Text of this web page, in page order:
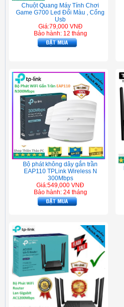
Chuột Quang Máy Tính Chơi
Game G700 Led Đổi Màu , Cổng
Usb
Giá:79,000 VNĐ
Bảo hành: 12 tháng
Bộ phát không dây gắn trần
EAP110 TPLink Wireless N
300Mbps
Giá:549,000 VNĐ
Bảo hành: 24 tháng